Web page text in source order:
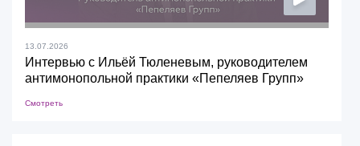
13.07.2026
Интервью с Ильёй Тюленевым, руководителем
антимонопольной практики «Пепеляев Групп»
Смотреть